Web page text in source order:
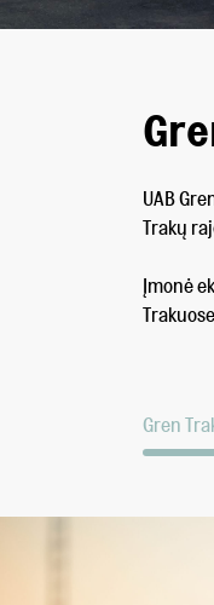
UAB
Trakų
Įmonė
Gren